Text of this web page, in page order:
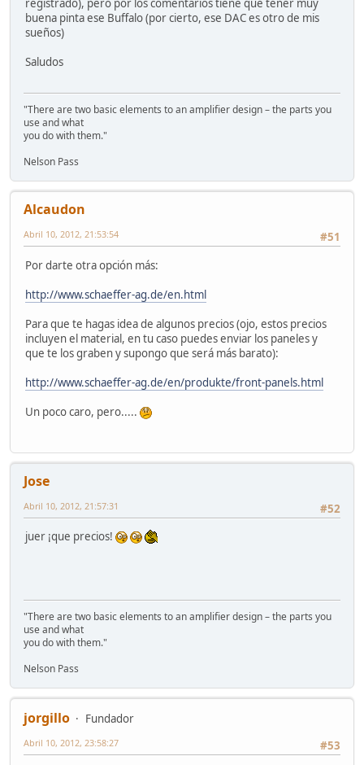
registrado), pero por los comentarios tiene que tener muy
buena pinta ese Buffalo (por cierto, ese DAC es otro de mis
sueños)
Saludos
"There are two basic elements to an amplifier design – the parts you
use and what
you do with them."
Nelson Pass
Alcaudon
#51
Abril 10, 2012, 21:53:54
Por darte otra opción más:
http://www.schaeffer-ag.de/en.html
Para que te hagas idea de algunos precios (ojo, estos precios
incluyen el material, en tu caso puedes enviar los paneles y
que te los graben y supongo que será más barato):
http://www.schaeffer-ag.de/en/produkte/front-panels.html
Un poco caro, pero.....
Jose
#52
Abril 10, 2012, 21:57:31
juer ¡que precios!
"There are two basic elements to an amplifier design – the parts you
use and what
you do with them."
Nelson Pass
jorgillo
Fundador
#53
Abril 10, 2012, 23:58:27